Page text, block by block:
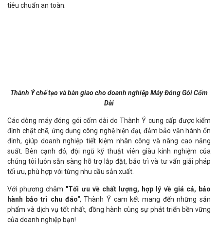
tiêu chuẩn an toàn.
Thành Ý chế tạo và bàn giao cho doanh nghiệp Máy Đóng Gói Cốm
Dài
Các dòng máy đóng gói cốm dài do Thành Ý cung cấp được kiểm
định chặt chẽ, ứng dụng công nghệ hiện đại, đảm bảo vận hành ổn
định, giúp doanh nghiệp tiết kiệm nhân công và nâng cao năng
suất. Bên cạnh đó, đội ngũ kỹ thuật viên giàu kinh nghiệm của
chúng tôi luôn sẵn sàng hỗ trợ lắp đặt, bảo trì và tư vấn giải pháp
tối ưu, phù hợp với từng nhu cầu sản xuất.
Với phương châm "Tối ưu về chất lượng, hợp lý về giá cả, bảo
hành bảo trì chu đáo", Thành Ý cam kết mang đến những sản
phẩm và dịch vụ tốt nhất, đồng hành cùng sự phát triển bền vững
của doanh nghiệp bạn!